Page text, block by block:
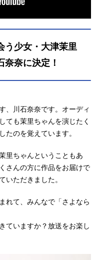
う少女・大津茉里
奈に決定！
、川石奈奈です。オーディ
ても茉里ちゃんを演じたく
たのを覚えています。
里ちゃんということもあ
さんの方に作品をお届けで
いただきました。
れて、みんなで「さよなら
ていますか？放送をお楽し